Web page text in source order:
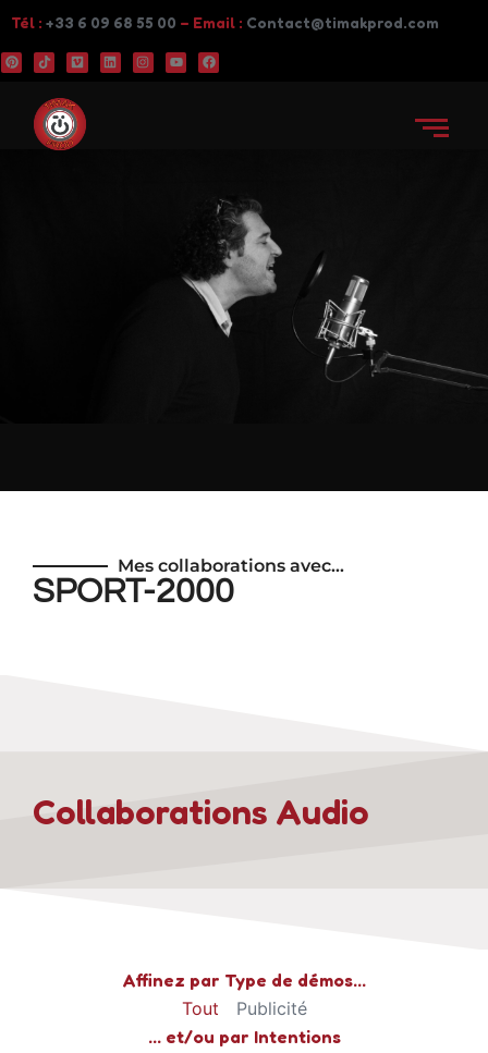
Tél : +33 6 09 68 55 00 – Email : Contact@timakprod.com
Mes collaborations avec…
SPORT-2000
Collaborations Audio​
Affinez par Type de démos...
Publicité
Tout
... et/ou par Intentions